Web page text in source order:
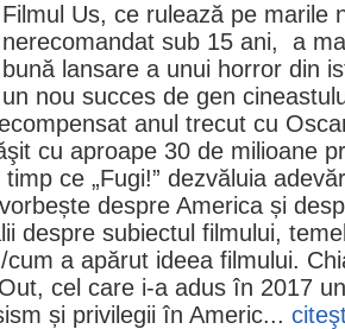
Filmul Us, ce rulează pe marile
nerecomandat sub 15 ani, a
bună lansare a unui horror din
un nou succes de gen
anul trecut cu
cu aproape 30 de milioane
ce „Fugi!” dezvăluia
vorbește despre America și
despre subiectul filmului,
cum a apărut ideea filmului.
cel care i-a adus în 2017
și privilegii în Americ...